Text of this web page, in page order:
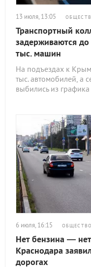
13 июля, 13:05
Транспортный
задерживаются
тыс. машин
На подъездах к
тыс. автомобилей, а
выбились из графика
6 июля, 16:15 ОБЩЕСТВО
Нет бензина —
Краснодара
дорогах